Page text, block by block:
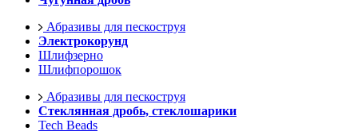
Абразивы для пескоструя
Электрокорунд
Шлифзерно
Шлифпорошок
Абразивы для пескоструя
Стеклянная дробь, стеклошарики
Tech Beads